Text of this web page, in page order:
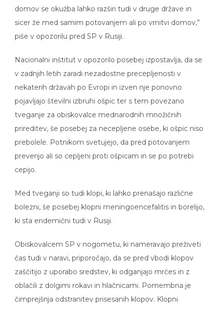
domov se okužba lahko razširi tudi v druge države in
sicer že med samim potovanjem ali po vrnitvi domov,”
piše v opozorilu pred SP v Rusiji.
Nacionalni inštitut v opozorilo posebej izpostavlja, da se
v zadnjih letih zaradi nezadostne precepljenosti v
nekaterih državah po Evropi in izven nje ponovno
pojavljajo številni izbruhi ošpic ter s tem povezano
tveganje za obiskovalce mednarodnih množičnih
prireditev, še posebej za necepljene osebe, ki ošpic niso
prebolele. Potnikom svetujejo, da pred potovanjem
preverijo ali so cepljeni proti ošpicam in se po potrebi
cepijo.
Med tveganji so tudi klopi, ki lahko prenašajo različne
bolezni, še posebej klopni meningoencefalitis in borelijo,
ki sta endemični tudi v Rusiji.
Obiskovalcem SP v nogometu, ki nameravajo preživeti
čas tudi v naravi, priporočajo, da se pred vbodi klopov
zaščitijo z uporabo sredstev, ki odganjajo mrčes in z
oblačili z dolgimi rokavi in hlačnicami. Pomembna je
čimprejšnja odstranitev prisesanih klopov. Klopni